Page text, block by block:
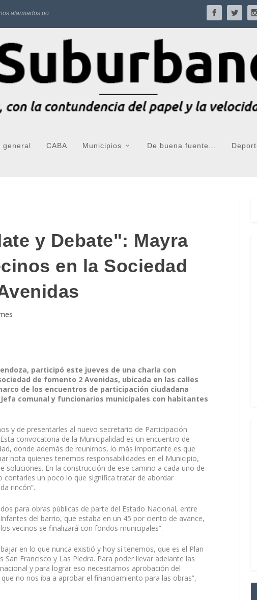
alarmados po...
general CABA Municipios De buena fuente...
y Debate": Mayra
en la Sociedad
participó este jueves de una charla con
de fomento 2 Avenidas, ubicada en las calles
de los encuentros de participación ciudadana
comunal y funcionarios municipales con habitantes
y de presentarles al nuevo secretario de Participación
convocatoria de la Municipalidad es un encuentro de
donde además de reunirnos, lo más importante es que
nota quienes tenemos responsabilidades en el Municipio,
soluciones. En la construcción de ese camino a cada uno de
contarles un poco lo que significa tratar de abordar
rincón”.
para obras públicas de parte del Estado Nacional, entre
del barrio, que estaba en un 45 por ciento de avance,
vecinos se finalizará con fondos municipales”.
en lo que nunca existió y hoy sí tenemos, que es el Plan
Francisco y Las Piedra. Para poder llevar adelante las
y para lograr eso necesitamos aprobación del
no nos iba a aprobar el financiamiento para las obras”,